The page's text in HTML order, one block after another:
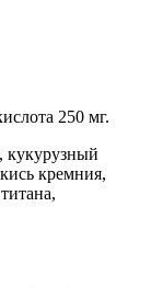
250 мг.
кукурузный
кремния,